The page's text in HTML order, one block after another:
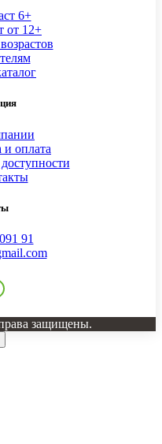
6+
от 12+
и оплата
91
защищены.